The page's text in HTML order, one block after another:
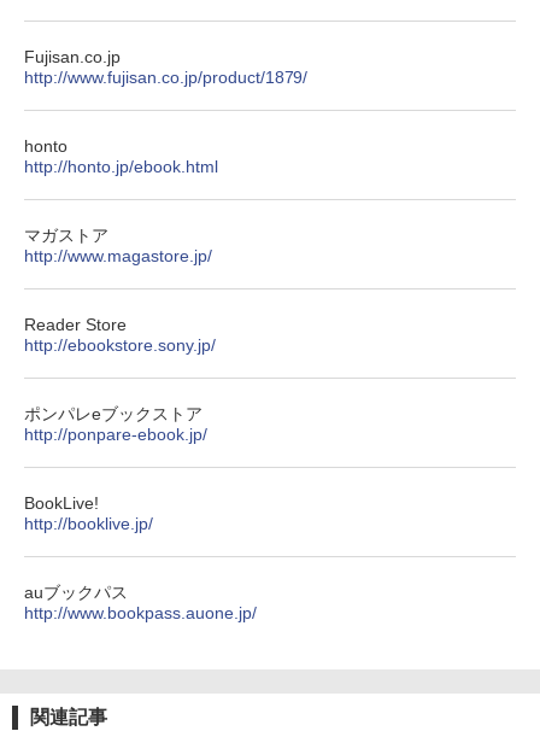
Fujisan.co.jp
http://www.fujisan.co.jp/product/1879/
honto
http://honto.jp/ebook.html
マガストア
http://www.magastore.jp/
Reader Store
http://ebookstore.sony.jp/
ポンパレeブックストア
http://ponpare-ebook.jp/
BookLive!
http://booklive.jp/
auブックパス
http://www.bookpass.auone.jp/
関連記事